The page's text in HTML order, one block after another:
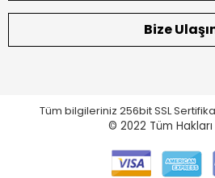
Bize
Tüm bilgileriniz 256bit SSL
© 2022 Tüm Hakları